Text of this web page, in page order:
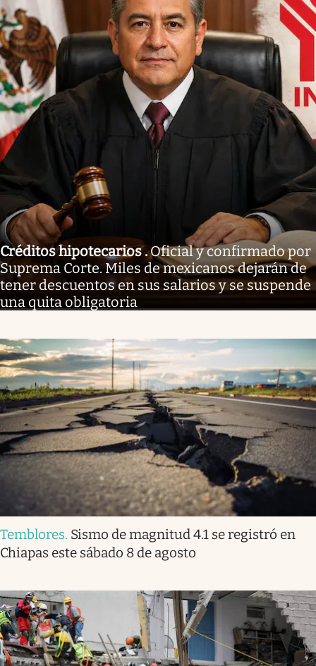
Créditos hipotecarios.Oficial y confirmado por
Suprema Corte. Miles de mexicanos dejarán de
tener descuentos en sus salarios y se suspende
una quita obligatoria
Temblores. Sismo de magnitud 4.1 se registró en
Chiapas este sábado 8 de agosto